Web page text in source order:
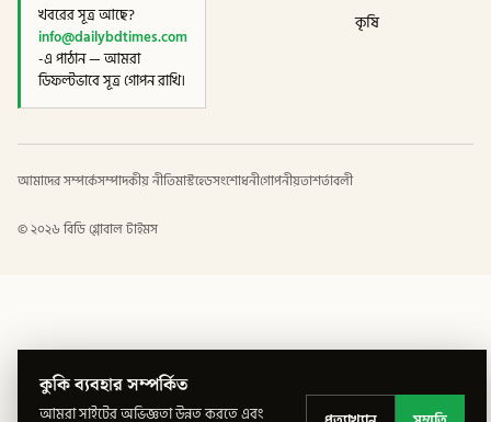
খবরের সূত্র আছে?
info@dailybdtimes.com
-এ পাঠান — আমরা
ডিফল্টভাবে সূত্র গোপন রাখি।
কৃষি
আমাদের সম্পর্কেসম্পাদকীয় নীতিমাস্টহেডসংশোধনীগোপনীয়তাশর্তাবলী
©২০২৬ বিডি গ্লোবাল টাইমস
কুকি ব্যবহার সম্পর্কিত
আমরা সাইটের অভিজ্ঞতা উন্নত করতে এবং